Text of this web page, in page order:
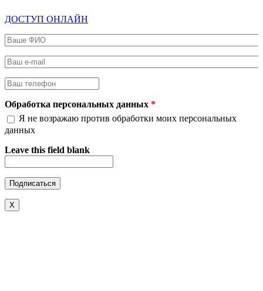
ДОСТУП ОНЛАЙН
Ваше ФИО
Ваш e-mail
Ваш телефон
Обработка персональных данных *
Я не возражаю против обработки моих персональных
данных
Leave this field blank
X